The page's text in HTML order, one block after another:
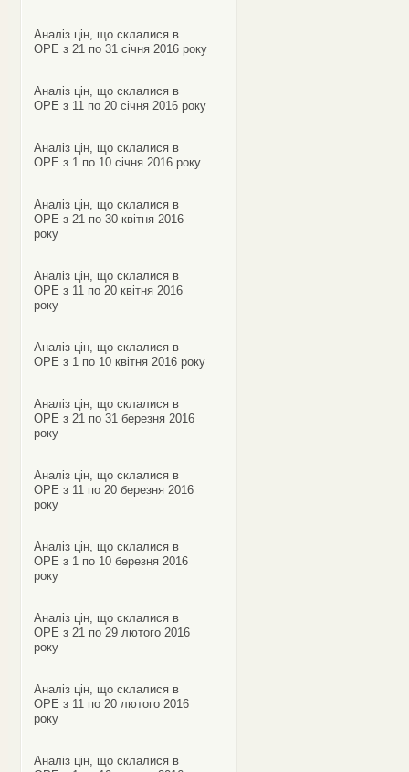
Аналіз цін, що склалися в
ОРЕ з 21 по 31 січня 2016 року
Аналіз цін, що склалися в
ОРЕ з 11 по 20 січня 2016 року
Аналіз цін, що склалися в
ОРЕ з 1 по 10 січня 2016 року
Аналіз цін, що склалися в
ОРЕ з 21 по 30 квітня 2016
року
Аналіз цін, що склалися в
ОРЕ з 11 по 20 квітня 2016
року
Аналіз цін, що склалися в
ОРЕ з 1 по 10 квітня 2016 року
Аналіз цін, що склалися в
ОРЕ з 21 по 31 березня 2016
року
Аналіз цін, що склалися в
ОРЕ з 11 по 20 березня 2016
року
Аналіз цін, що склалися в
ОРЕ з 1 по 10 березня 2016
року
Аналіз цін, що склалися в
ОРЕ з 21 по 29 лютого 2016
року
Аналіз цін, що склалися в
ОРЕ з 11 по 20 лютого 2016
року
Аналіз цін, що склалися в